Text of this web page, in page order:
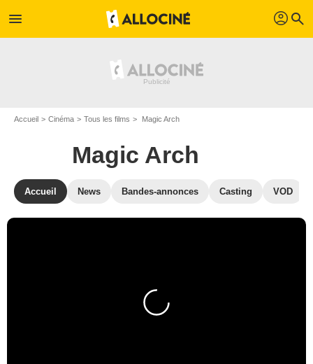
menu profil search
Accueil Cinéma Tous les films Magic Arch
Magic Arch
Accueil News Bandes-annonces Casting VOD